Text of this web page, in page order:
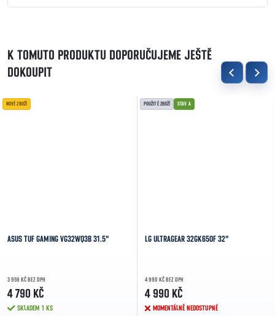
K TOMUTO PRODUKTU DOPORUČUJEME JEŠTĚ
DOKOUPIT
NOVÉ ZBOŽÍ
ASUS TUF GAMING VG32WQ3B 31.5"
3 959 KČ BEZ DPH
4 790 KČ
SKLADEM 1 KS
POUŽITÉ ZBOŽÍ STAV A
LG ULTRAGEAR 32GK650F 32"
4 990 KČ BEZ DPH
4 990 KČ
MOMENTÁLNĚ NEDOSTUPNÉ